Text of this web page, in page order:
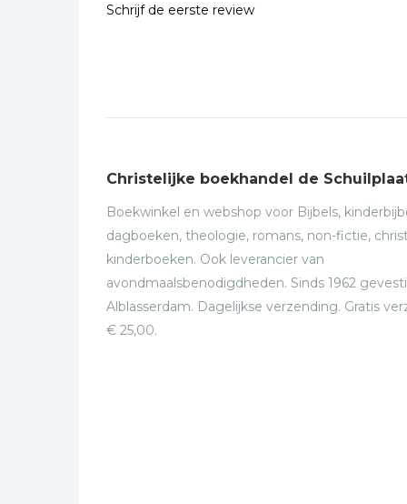
Schrijf de eerste review
Christelijke boekhandel de
Boekwinkel en webshop voor Bijbels,
dagboeken, theologie, romans, non-fictie,
kinderboeken. Ook leverancier van
avondmaalsbenodigdheden. Sinds 1962
Alblasserdam. Dagelijkse verzending. Gratis
€ 25,00.